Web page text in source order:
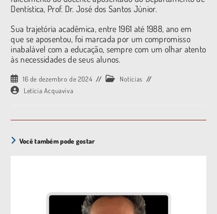
Dentística, Prof. Dr. José dos Santos Júnior.
Sua trajetória acadêmica, entre 1961 até 1988, ano em
que se aposentou, foi marcada por um compromisso
inabalável com a educação, sempre com um olhar atento
às necessidades de seus alunos.
16 de dezembro de 2024
Notícias
Letícia Acquaviva
Você também pode gostar